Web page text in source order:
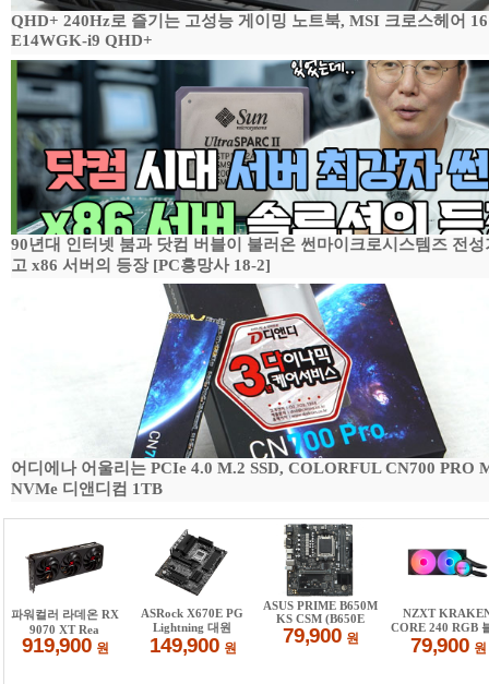
QHD+ 240Hz로 즐기는 고성능 게이밍 노트북, MSI 크로스헤어
E14WGK-i9 QHD+
90년대 인터넷 붐과 닷컴 버블이 불러온 썬마이크로시스템즈 전성
고 x86 서버의 등장 [PC흥망사 18-2]
어디에나 어울리는 PCIe 4.0 M.2 SSD, COLORFUL CN700 PRO
NVMe 디앤디컴 1TB